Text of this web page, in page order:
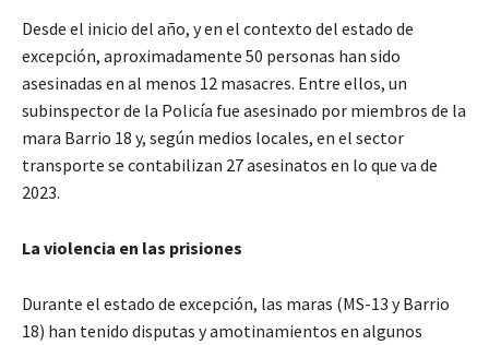
Desde el inicio del año, y en el contexto del estado de
excepción, aproximadamente 50 personas han sido
asesinadas en al menos 12 masacres. Entre ellos, un
subinspector de la Policía fue asesinado por miembros de la
mara Barrio 18 y, según medios locales, en el sector
transporte se contabilizan 27 asesinatos en lo que va de
2023.
La violencia en las prisiones
Durante el estado de excepción, las maras (MS-13 y Barrio
18) han tenido disputas y amotinamientos en algunos